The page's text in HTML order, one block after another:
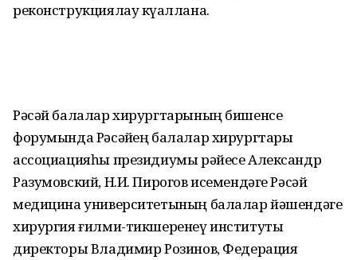
реконструкциялау күҙаллана.
Рәсәй балалар хирургтарының бишенсе
форумында Рәсәйҙең балалар хирургтары
ассоциацияһы президиумы рәйесе Александр
Разумовский, Н.И. Пирогов исемендәге Рәсәй
медицина университетының балалар йәшендәге
хирургия ғилми-тикшеренеү институты
директоры Владимир Розинов, Федерация